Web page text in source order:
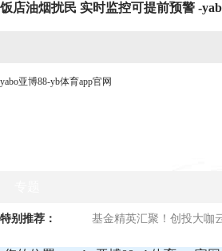
饭店油烟扰民 实时监控可提前预警 -
yabo亚博88-yb体育app官网
特别推荐： 基金精英汇聚！创投大咖